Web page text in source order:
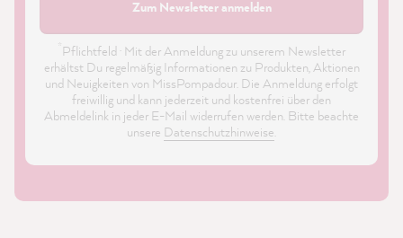
Zum Newsletter anmelden
Pflichtfeld · Mit der Anmeldung zu unserem Newsletter
erhältst Du regelmäßig Informationen zu Produkten, Aktionen
und Neuigkeiten von MissPompadour. Die Anmeldung erfolgt
freiwillig und kann jederzeit und kostenfrei über den
Abmeldelink in jeder E-Mail widerrufen werden. Bitte beachte
unsere Datenschutzhinweise.